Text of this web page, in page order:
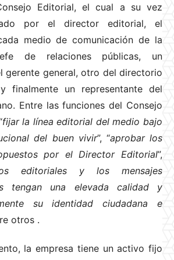
Editorial, el cual a su vez
por el director editorial, el
medio de comunicación de la
de relaciones públicas, un
gerente general, otro del directorio
finalmente un representante del
Entre las funciones del Consejo
fijar la línea editorial del medio bajo
del buen vivir”, “aprobar los
por el Director Editorial”,
editoriales y los mensajes
tengan una elevada calidad y
su identidad ciudadana e
otros .
la empresa tiene un activo fijo